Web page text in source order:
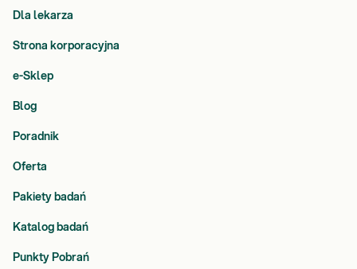
Dla lekarza
Strona korporacyjna
e-Sklep
Blog
Poradnik
Oferta
Pakiety badań
Katalog badań
Punkty Pobrań